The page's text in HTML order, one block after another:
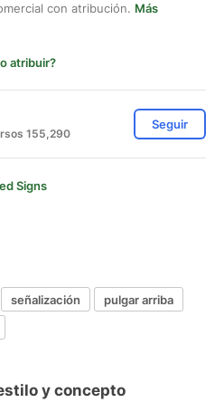
con atribución. Más
atribuir?
155,290
Seguir
Signs
señalización
pulgar arriba
y concepto